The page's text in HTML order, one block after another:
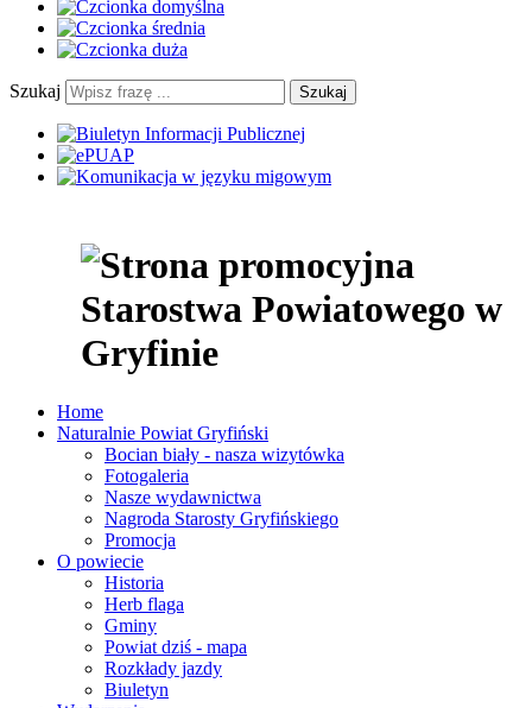
Szukaj Szukaj
Home
Naturalnie Powiat Gryfiński
Bocian biały - nasza wizytówka
Fotogaleria
Nasze wydawnictwa
Nagroda Starosty Gryfińskiego
Promocja
O powiecie
Historia
Herb flaga
Gminy
Powiat dziś - mapa
Rozkłady jazdy
Biuletyn